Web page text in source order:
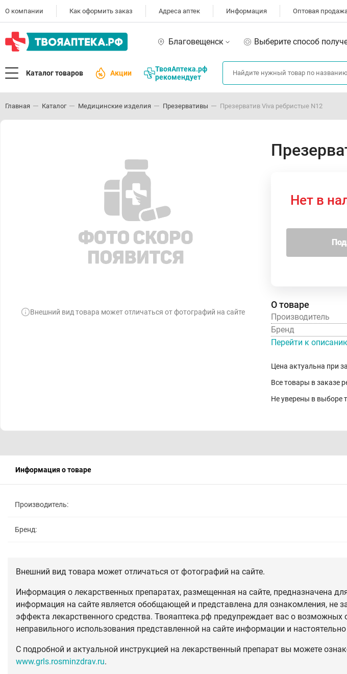
О компании Как оформить заказ Адреса аптек Информация Оптовая
Благовещенск Выберите способ
Каталог товаров Акции
ТвояАптека.рф
рекомендует
Главная Каталог Медицинские изделия Презервативы Презерватив Viva ребристые N12
Внешний вид товара может отличаться от фотографий на сайте
Нет в
О товаре
Производитель
Бренд
Перейти к
Цена актуальна при
Все товары в заказе
Не уверены в выборе
Информация о товаре
Производитель:
Бренд:
Внешний вид товара может отличаться от фотографий на сайте.
Информация о лекарственных препаратах, размещенная на сайте, предназначена
информация на сайте является обобщающей и представлена для ознакомления, не
эффекта лекарственного средства. Твояаптека.рф предупреждает вас о возможных
неправильного использования представленной на сайте информации и
С подробной и актуальной инструкцией на лекарственный препарат вы можете
www.grls.rosminzdrav.ru.